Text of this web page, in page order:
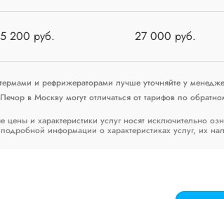
200 руб. 27 000 руб.
и рефрижераторами лучше уточняйте у
в Москву могут отличаться от тарифов по
и характеристики услуг носят исключительно
информации о характеристиках услуг, их